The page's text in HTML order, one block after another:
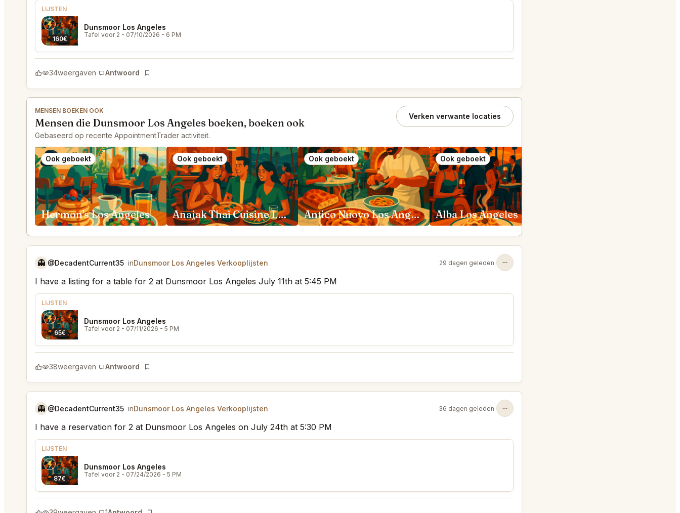
LIJSTEN
160€
Dunsmoor Los Angeles
Tafel voor 2 - 07/10/2026 - 6 PM
34weergaven Antwoord
Bladwijzer
MENSEN BOEKEN OOK
Mensen die Dunsmoor Los Angeles boeken, boeken ook
Gebaseerd op recente AppointmentTrader activiteit.
Verken verwante locaties
Ook geboekt
Hermon's Los Angeles
Ook geboekt
Anajak Thai Cuisine Los Angeles
Ook geboekt
Antico Nuovo Los Angeles
Ook geboekt
Alba Los Angeles
👻 @DecadentCurrent35 inDunsmoor Los Angeles Verkooplijsten 29 dagen geleden
I have a listing for a table for 2 at Dunsmoor Los Angeles July 11th at 5:45 PM
LIJSTEN
65€
Dunsmoor Los Angeles
Tafel voor 2 - 07/11/2026 - 5 PM
38weergaven Antwoord
Bladwijzer
👻 @DecadentCurrent35 inDunsmoor Los Angeles Verkooplijsten 36 dagen geleden
I have a reservation for 2 at Dunsmoor Los Angeles on July 24th at 5:30 PM
LIJSTEN
87€
Dunsmoor Los Angeles
Tafel voor 2 - 07/24/2026 - 5 PM